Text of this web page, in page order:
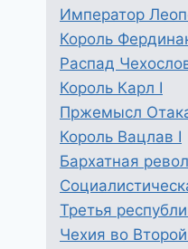
Император
Король
Распад
Король Карл I
Пржемысл
Король Вацлав I
Бархатная
Третья
Чехия во